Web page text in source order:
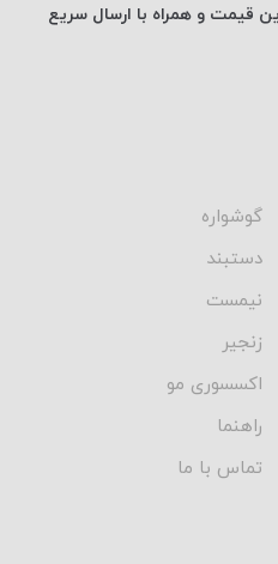
قیمت و همراه با ارسال سریع
گوشواره
دستبند
نیمست
زنجیر
اکسسوری مو
راهنما
تماس با ما